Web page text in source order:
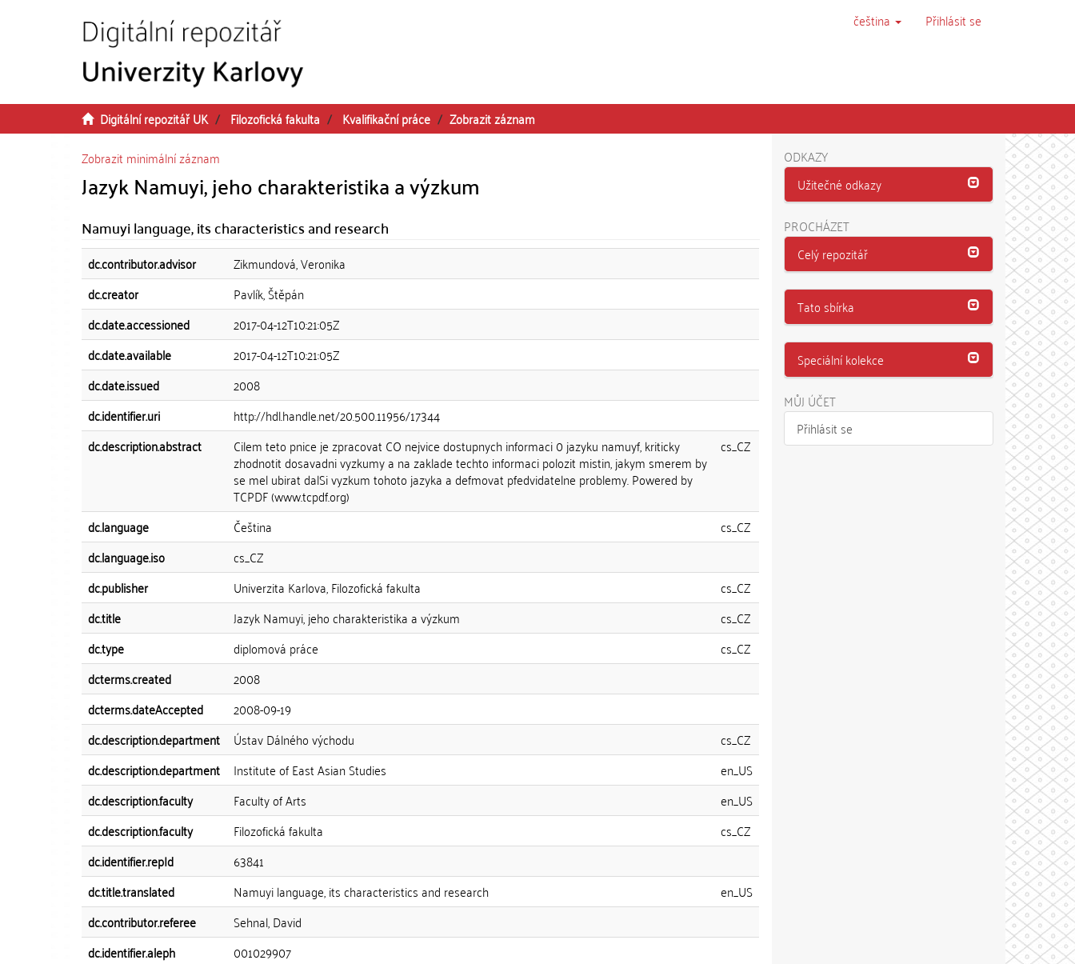
čeština Přihlásit se
Digitální repozitář UK Filozofická fakulta Kvalifikační práce
Zobrazit záznam
Zobrazit minimální záznam
Jazyk Namuyi, jeho charakteristika a výzkum
Namuyi language, its characteristics and research
dc.contributor.advisor
Zikmundová, Veronika
dc.creator
Pavlík, Štěpán
dc.date.accessioned
2017-04-12T10:21:05Z
dc.date.available
2017-04-12T10:21:05Z
dc.date.issued
2008
dc.identifier.uri
http://hdl.handle.net/20.500.11956/17344
dc.description.abstract
Cilem teto pnice je zpracovat CO nejvice dostupnych informaci 0 jazyku namuyf, kriticky
zhodnotit dosavadni vyzkumy a na zaklade techto informaci polozit mistin, jakym smerem by
se mel ubirat dalSi vyzkum tohoto jazyka a defmovat pfedvidatelne problemy. Powered by
TCPDF (www.tcpdf.org)
cs_CZ
dc.language Čeština
cs_CZ
dc.language.iso
cs_CZ
dc.publisher
Univerzita Karlova, Filozofická fakulta
cs_CZ
dc.title
Jazyk Namuyi, jeho charakteristika a výzkum
cs_CZ
dc.type
diplomová práce
cs_CZ
dcterms.created
2008
dcterms.dateAccepted
2008-09-19
dc.description.department
Ústav Dálného východu
cs_CZ
dc.description.department
Institute of East Asian Studies
en_US
dc.description.faculty
Faculty of Arts
en_US
dc.description.faculty
Filozofická fakulta
cs_CZ
dc.identifier.repId
63841
dc.title.translated
Namuyi language, its characteristics and research
en_US
dc.contributor.referee
Sehnal, David
dc.identifier.aleph
001029907
ODKAZY
Užitečné odkazy
PROCHÁZET
Celý repozitář
Tato sbírka
Speciální kolekce
MŮJ ÚČET
Přihlásit se